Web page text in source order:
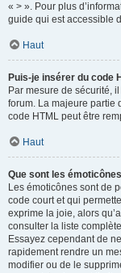
« > ». Pour plus
guide qui est accessible
Haut
Puis-je insérer du code
Par mesure de sécurité,
forum. La majeure partie
code HTML peut être
Haut
Que sont les
Les émoticônes sont de
code court et qui
exprime la joie, alors
consulter la liste
Essayez cependant de
rapidement rendre un
modifier ou de le